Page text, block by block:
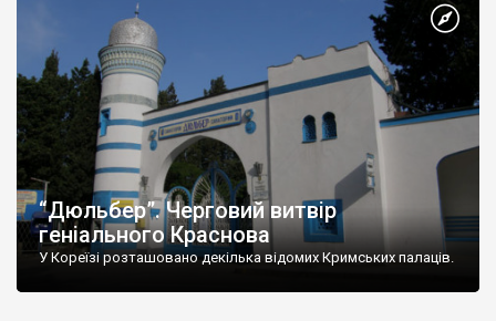
“Дюльбер”. Черговий витвір
геніального Краснова
У Кореїзі розташовано декілька відомих Кримських палаців.